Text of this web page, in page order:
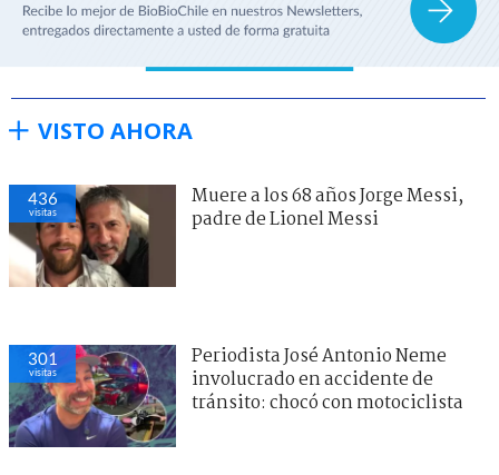
VISTO AHORA
436
visitas
Muere a los 68 años Jorge Messi,
padre de Lionel Messi
301
visitas
Periodista José Antonio Neme
involucrado en accidente de
tránsito: chocó con motociclista